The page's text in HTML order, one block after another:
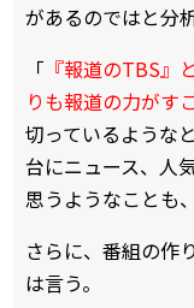
があるのではと分
「 『報道のTBS』
りも報道の力がす
切っているような
台にニュース、人
思うようなことも
さらに、番組の作
は言う。